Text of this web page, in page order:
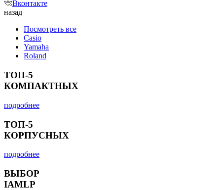
Вконтакте
назад
Посмотреть все
Casio
Yamaha
Roland
ТОП-5
КОМПАКТНЫХ
подробнее
ТОП-5
КОРПУСНЫХ
подробнее
ВЫБОР
IAMLP